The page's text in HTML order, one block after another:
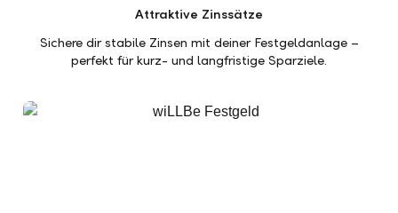
Attraktive Zinssätze
Sichere dir stabile Zinsen mit deiner Festgeldanlage –
perfekt für kurz- und langfristige Sparziele.